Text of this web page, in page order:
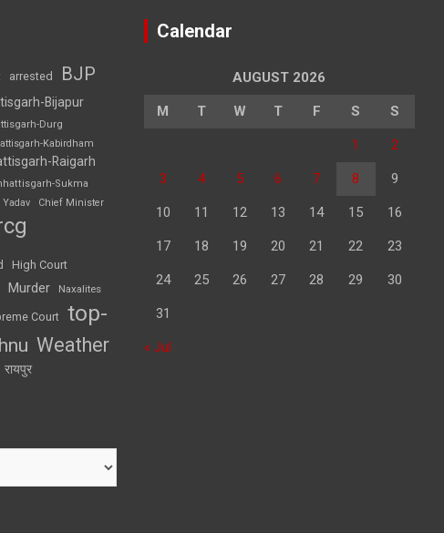
arrested BJP
Bijapur
Durg
Kabirdham
Raigarh
Sukma
Chief Minister
High Court
Murder Naxalites
Court top-
Weather
रायपुर
Calendar
AUGUST 2026
M T W T F S S
1 2
3 4 5 6 7 8 9
10 11 12 13 14 15 16
17 18 19 20 21 22 23
24 25 26 27 28 29 30
31
« Jul